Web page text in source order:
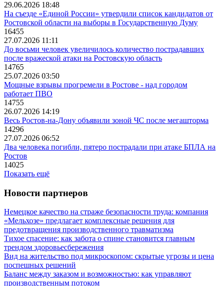
29.06.2026 18:48
На съезде «Единой России» утвердили список кандидатов от
Ростовской области на выборы в Государственную Думу
16455
27.07.2026 11:11
До восьми человек увеличилось количество пострадавших
после вражеской атаки на Ростовскую область
14765
25.07.2026 03:50
Мощные взрывы прогремели в Ростове - над городом
работает ПВО
14755
26.07.2026 14:19
Весь Ростов-на-Дону объявили зоной ЧС после мегашторма
14296
27.07.2026 06:52
Два человека погибли, пятеро пострадали при атаке БПЛА на
Ростов
14025
Показать ещё
Новости партнеров
Немецкое качество на страже безопасности труда: компания
«Мельхозе» предлагает комплексные решения для
предотвращения производственного травматизма
Тихое спасение: как забота о спине становится главным
трендом здоровьесбережения
Вид на жительство под микроскопом: скрытые угрозы и цена
поспешных решений
Баланс между заказом и возможностью: как управляют
производственным потоком